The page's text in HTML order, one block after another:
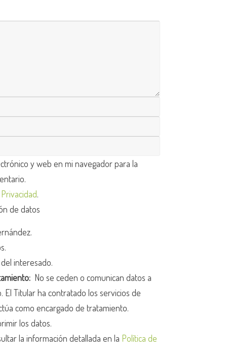
y web en mi navegador para la
.
de datos
interesado.
No se ceden o comunican datos a
Titular ha contratado los servicios de
como encargado de tratamiento.
los datos.
la información detallada en la Política de